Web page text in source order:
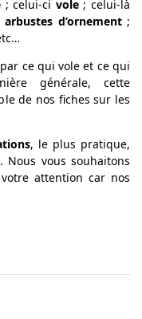
; celui-ci vole; celui-là
arbustes d’ornement;
ce qui vole et ce qui
générale, cette
de nos fiches sur les
, le plus pratique,
Nous vous souhaitons
attention car nos